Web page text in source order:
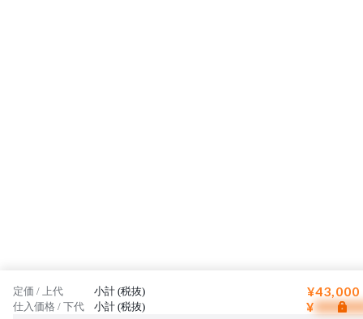
定価 / 上代 小計 (税抜) ¥43,000
仕入価格 / 下代 小計 (税抜) ¥